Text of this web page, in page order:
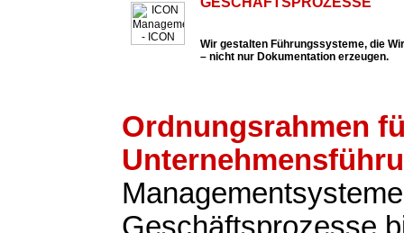
Wir gestalten Führungssysteme, die
– nicht nur Dokumentation erzeugen.
Ordnungsrahmen